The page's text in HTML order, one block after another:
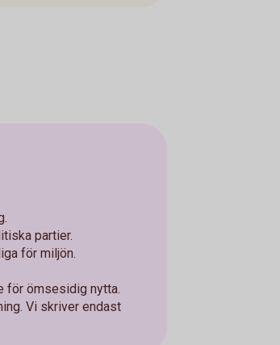
partier.
för miljön.
för ömsesidig nytta.
Vi skriver endast